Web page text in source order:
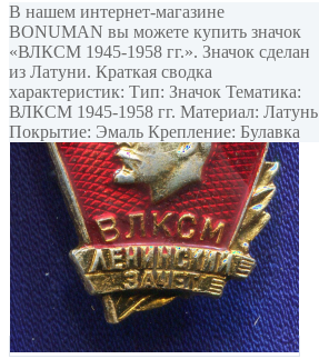
В нашем интернет-магазине
BONUMAN вы можете купить значок
«ВЛКСМ 1945-1958 гг.». Значок сделан
из Латуни. Краткая сводка
характеристик: Тип: Значок Тематика:
ВЛКСМ 1945-1958 гг. Материал: Латунь
Покрытие: Эмаль Крепление: Булавка